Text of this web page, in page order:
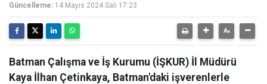
Güncelleme: 14 Mayıs 2024 Salı 17:23
Batman Çalışma ve İş Kurumu (İŞKUR) İl Müdürü
Kaya İlhan Çetinkaya, Batman'daki işverenlerle